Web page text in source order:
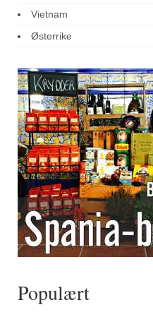
Vietnam
Østerrike
Populært